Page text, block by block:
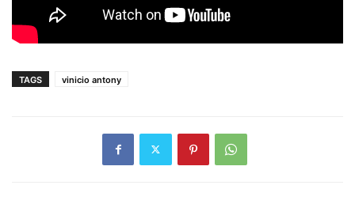
TAGS vinicio antony